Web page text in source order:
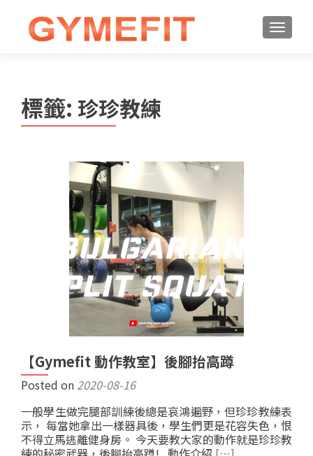
標籤: 珍珍教練
【Gymefit 動作教室】後腳抬高蹲
Posted on 2020-08-16
一般學生做完腿部訓練後總是哀鴻遍野，但珍珍教練表
示， 每當她拿出一樣器具後，學生們更是花容失色，恨
不得立馬逃離健身房。 今天要教大家的動作就是珍珍教